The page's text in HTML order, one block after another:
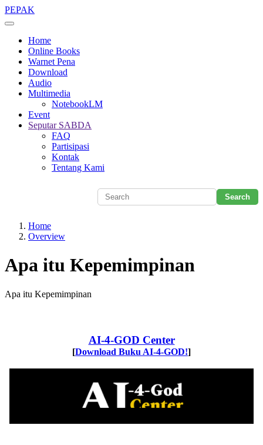
Skip
to
content
PEPAK
Home
Online Books
Warnet Pena
Download
Audio
Multimedia
NotebookLM
Event
Seputar SABDA
FAQ
Partisipasi
Kontak
Tentang Kami
Home
Overview
Apa itu Kepemimpinan
Apa itu Kepemimpinan